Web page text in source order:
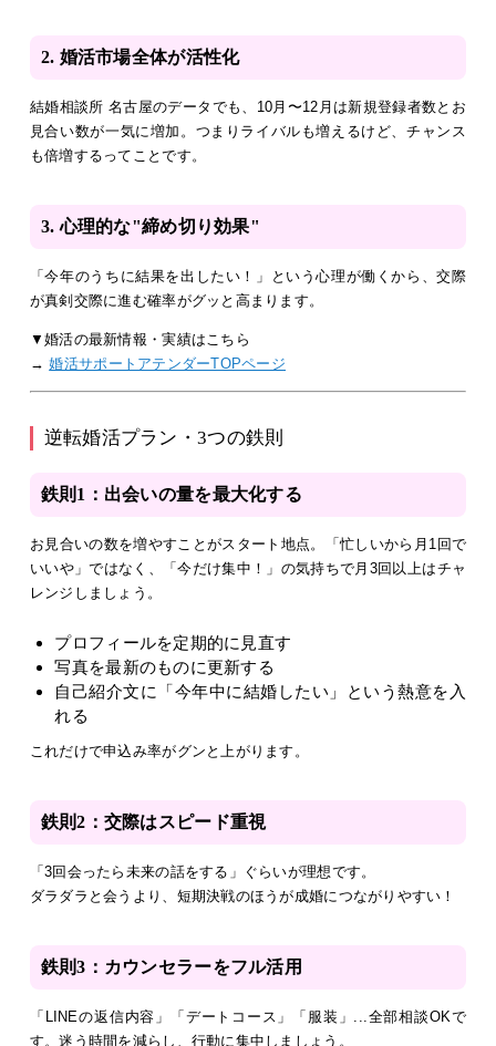
2. 婚活市場全体が活性化
結婚相談所 名古屋のデータでも、10月〜12月は新規登録者数とお
見合い数が一気に増加。つまりライバルも増えるけど、チャンス
も倍増するってことです。
3. 心理的な"締め切り効果"
「今年のうちに結果を出したい！」という心理が働くから、交際
が真剣交際に進む確率がグッと高まります。
▼婚活の最新情報・実績はこちら
→婚活サポートアテンダーTOPページ
逆転婚活プラン・3つの鉄則
鉄則1：出会いの量を最大化する
お見合いの数を増やすことがスタート地点。「忙しいから月1回で
いいや」ではなく、「今だけ集中！」の気持ちで月3回以上はチャ
レンジしましょう。
プロフィールを定期的に見直す
写真を最新のものに更新する
自己紹介文に「今年中に結婚したい」という熱意を入
れる
これだけで申込み率がグンと上がります。
鉄則2：交際はスピード重視
「3回会ったら未来の話をする」ぐらいが理想です。
ダラダラと会うより、短期決戦のほうが成婚につながりやすい！
鉄則3：カウンセラーをフル活用
「LINEの返信内容」「デートコース」「服装」...全部相談OKで
す。迷う時間を減らし、行動に集中しましょう。